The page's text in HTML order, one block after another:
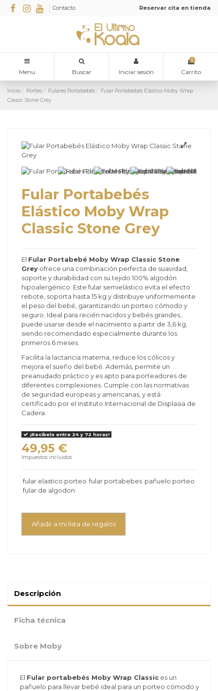
Contacto Reservar cita en tienda
Menu Buscar Iniciar sesión
0
Carrito
Inicio Porteo Fulares Portabebés
Fular Portabebés Elástico Moby Wrap
Classic Stone Grey
Fular Portabebés
Elástico Moby Wrap
Classic Stone Grey
El Fular Portabebé Moby Wrap Classic Stone
Grey ofrece una combinación perfecta de suavidad,
soporte y durabilidad con su tejido 100% algodón
hipoalergénico. Este fular semielástico evita el efecto
rebote, soporta hasta 15 kg y distribuye uniformemente
el peso del bebé, garantizando un porteo cómodo y
seguro. Ideal para recién nacidos y bebés grandes,
puede usarse desde el nacimiento a partir de 3,6 kg,
siendo recomendado especialmente durante los
primeros 6 meses.
Facilita la lactancia materna, reduce los cólicos y
mejora el sueño del bebé. Además, permite un
preanudado práctico y es apto para porteadores de
diferentes complexiones. Cumple con las normativas
de seguridad europeas y americanas, y está
certificado por el Instituto Internacional de Displasia de
Cadera.
¡Recíbelo entre 24 y 72 horas!
49,95 €
Impuestos incluidos
fular elastico porteo fular portabebes pañuelo porteo
fular de algodon
Añadir a mi lista de regalos
Descripción
Ficha técnica
Sobre Moby
El Fular portabebés Moby Wrap Classices un
pañuelo para llevar bebé ideal para un porteo cómodo y